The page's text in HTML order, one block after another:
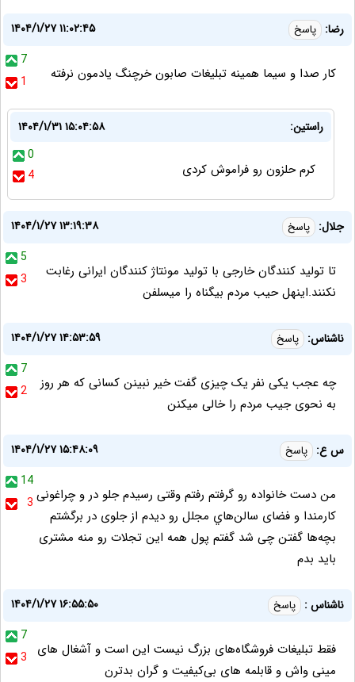
رضا: پاسخ
۱۴۰۴/۱/۲۷ ۱۱:۰۲:۴۵
7
1
کار صدا و سیما همینه تبلیغات صابون خرچنگ یادمون نرفته
راستین:
۱۴۰۴/۱/۳۱ ۱۵:۰۴:۵۸
0
4
کرم حلزون رو فراموش کردی
جلال: پاسخ
۱۴۰۴/۱/۲۷ ۱۳:۱۹:۳۸
5
3
تا تولید کنندگان خارجی با تولید مونتاژ کنندگان ایرانی رغابت
نکنند.اینهل حیب مردم بیگناه را میسلفن
ناشناس: پاسخ
۱۴۰۴/۱/۲۷ ۱۴:۵۳:۵۹
7
2
چه عجب یکی نفر یک چیزی گفت خیر نبینن کسانی که هر روز
به نحوی جیب مردم را خالی میکنن
س ع: پاسخ
۱۴۰۴/۱/۲۷ ۱۵:۴۸:۰۹
14
3 من دست خانواده رو گرفتم رفتم وقتی رسیدم جلو در و چراغونی
کارمندا و فضای سالن‌هاي مجلل رو دیدم از جلوی در برگشتم
بچه‌ها گفتن چی شد گفتم پول همه این تجلات رو منه مشتری
باید بدم
ناشناس : پاسخ
۱۴۰۴/۱/۲۷ ۱۶:۵۵:۵۰
7
3
فقط تبلیغات فروشگاه‌های بزرگ نیست این است و آشغال های
مینی واش و قابلمه های بی‌کیفیت و گران بدترن